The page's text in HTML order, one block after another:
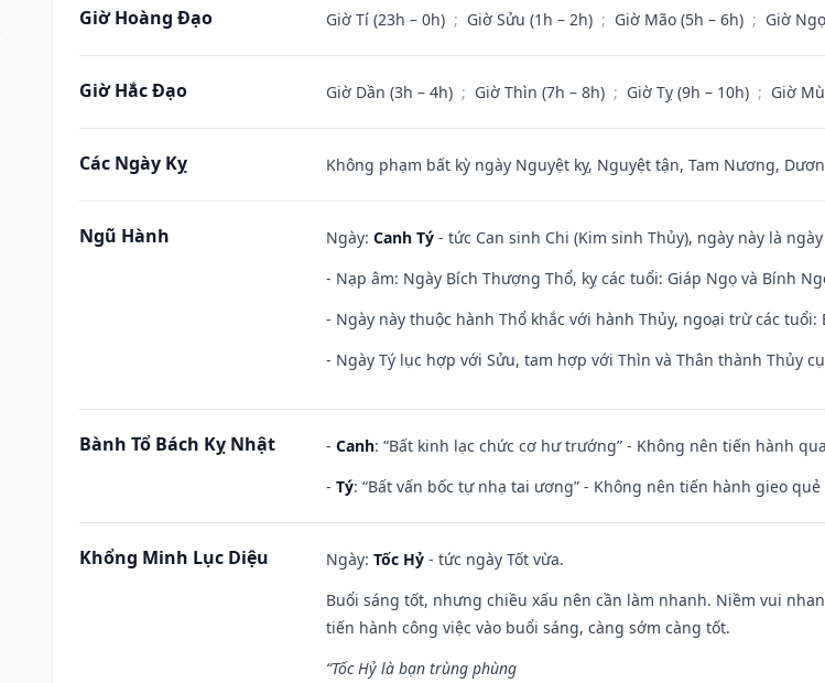
Giờ Hoàng Đạo Giờ Tí (23h – 0h) ; Giờ Sửu (1h – 2h) ; Giờ Mão (5h – 6h) ; Giờ
Giờ Hắc Đạo Giờ Dần (3h – 4h) ; Giờ Thìn (7h – 8h) ; Giờ Tỵ (9h – 10h) ; Giờ
Các Ngày Kỵ Không phạm bất kỳ ngày Nguyệt kỵ, Nguyệt tận, Tam Nương,
Ngũ Hành Ngày: Canh Tý - tức Can sinh Chi (Kim sinh Thủy), ngày này là
- Nạp âm: Ngày Bích Thượng Thổ, kỵ các tuổi: Giáp Ngọ và Bính
- Ngày này thuộc hành Thổ khắc với hành Thủy, ngoại trừ các
- Ngày Tý lục hợp với Sửu, tam hợp với Thìn và Thân thành Thủy
Bành Tổ Bách Kỵ Nhật - Canh: “Bất kinh lạc chức cơ hư trướng” - Không nên tiến hành
- Tý: “Bất vấn bốc tự nhạ tai ương” - Không nên tiến hành gieo
Khổng Minh Lục Diệu Ngày: Tốc Hỷ - tức ngày Tốt vừa.
Buổi sáng tốt, nhưng chiều xấu nên cần làm nhanh. Niềm vui
tiến hành công việc vào buổi sáng, càng sớm càng tốt.
“Tốc Hỷ là bạn trùng phùng